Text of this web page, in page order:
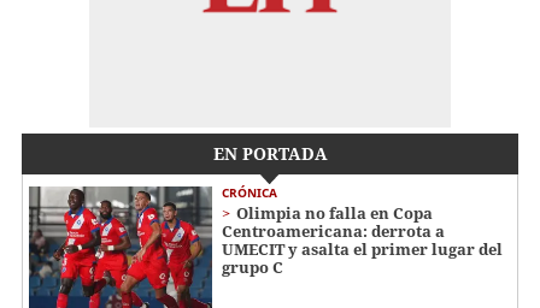
EN PORTADA
CRÓNICA
Olimpia no falla en Copa
Centroamericana: derrota a
UMECIT y asalta el primer lugar del
grupo C